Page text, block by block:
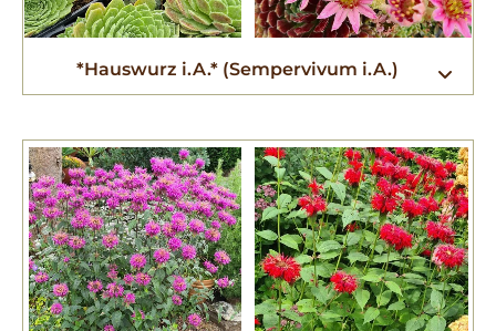
*Hauswurz i.A.* (Sempervivum i.A.)